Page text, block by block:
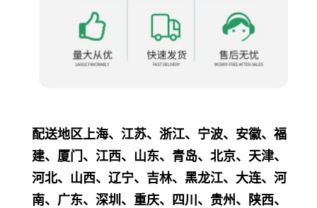
配送地区上海、江苏、浙江、宁波、安徽、福
建、厦门、江西、山东、青岛、北京、天津、
河北、山西、辽宁、吉林、黑龙江、大连、河
南、广东、深圳、重庆、四川、贵州、陕西、